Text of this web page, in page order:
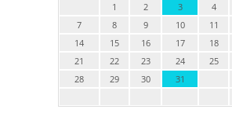
1
2 3 4
7
8 9 10 11
14
15 16 17 18
21
22 23 24 25
28
29 30 31